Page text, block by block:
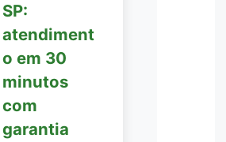
SP:
atendiment
o em 30
minutos
com
garantia